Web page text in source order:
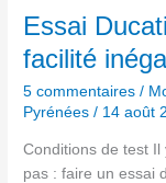
Essai
facilité
5 commentaires /
Pyrénées/ 14 août
Conditions de test
pas : faire un essai
facilité